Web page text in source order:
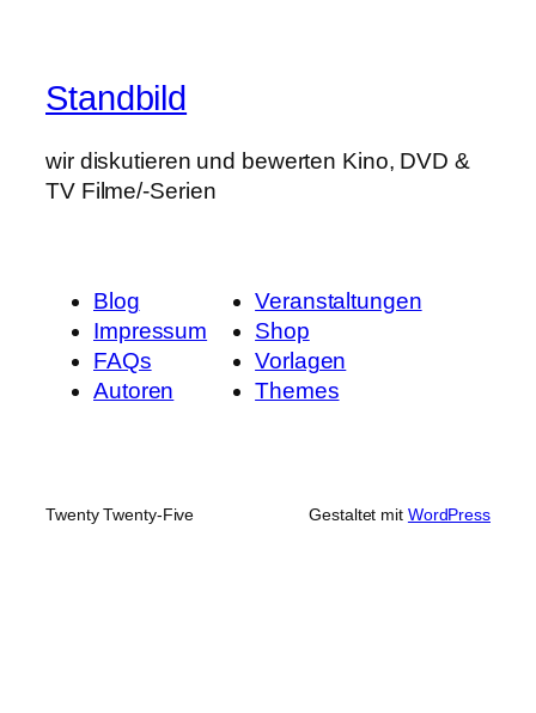
Standbild
wir diskutieren und bewerten Kino, DVD &
TV Filme/-Serien
Blog
Impressum
FAQs
Autoren
Veranstaltungen
Shop
Vorlagen
Themes
Twenty Twenty-Five Gestaltet mit WordPress